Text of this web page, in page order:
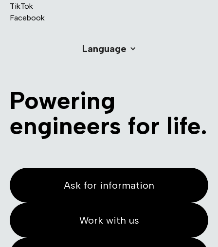
TikTok
Facebook
Language
Powering
engineers for life.
Ask for information
Work with us